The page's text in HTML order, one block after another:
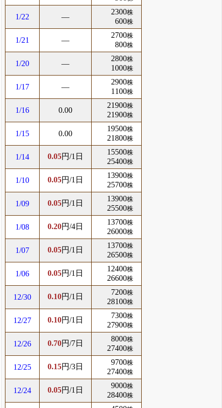
1/22 ―
2300株
600株
1/21 ―
2700株
800株
1/20 ―
2800株
1000株
1/17 ―
2900株
1100株
1/16 0.00
21900株
21900株
1/15 0.00
19500株
21800株
1/14 0.05円/1日
15500株
25400株
1/10 0.05円/1日
13900株
25700株
1/09 0.05円/1日
13900株
25500株
1/08 0.20円/4日
13700株
26000株
1/07 0.05円/1日
13700株
26500株
1/06 0.05円/1日
12400株
26600株
12/30 0.10円/1日
7200株
28100株
12/27 0.10円/1日
7300株
27900株
12/26 0.70円/7日
8000株
27400株
12/25 0.15円/3日
9700株
27400株
12/24 0.05円/1日
9000株
28400株